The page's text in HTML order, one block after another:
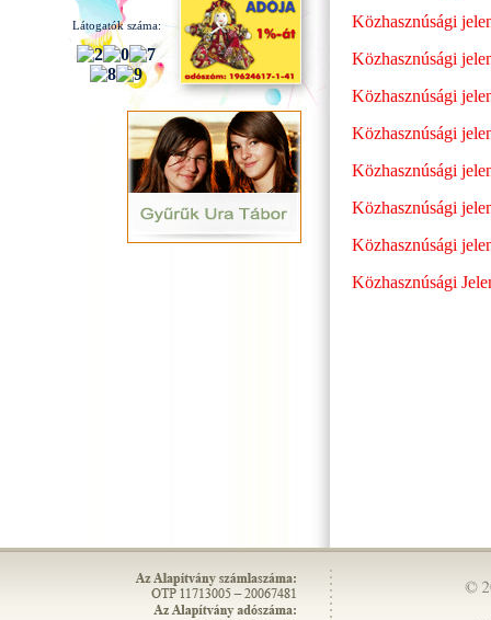
Látogatók száma:
Közhasznúsági
Közhasznúsági
Közhasznúsági
Közhasznúsági
Közhasznúsági
Közhasznúsági
Közhasznúsági
Közhasznúsági